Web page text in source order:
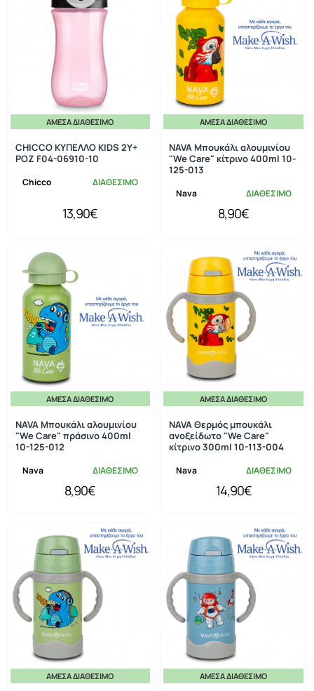
ΆΜΕΣΑ ΔΙΑΘΈΣΙΜΟ
Chicco ΔΙΑΘΕΣΙΜΟ
CHICCO ΚΥΠΕΛΛΟ KIDS 2Y+
ΡΟΖ F04-06910-10
13,90€
ΆΜΕΣΑ ΔΙΑΘΈΣΙΜΟ
Nava ΔΙΑΘΕΣΙΜΟ
NAVA Μπουκάλι αλουμινίου
"We Care" κίτρινο 400ml 10-
125-013
8,90€
ΆΜΕΣΑ ΔΙΑΘΈΣΙΜΟ
Nava ΔΙΑΘΕΣΙΜΟ
NAVA Μπουκάλι αλουμινίου
"We Care" πράσινο 400ml
10-125-012
8,90€
ΆΜΕΣΑ ΔΙΑΘΈΣΙΜΟ
Nava ΔΙΑΘΕΣΙΜΟ
NAVA Θερμός μπουκάλι
ανοξείδωτο "We Care"
κίτρινο 300ml 10-113-004
14,90€
ΆΜΕΣΑ ΔΙΑΘΈΣΙΜΟ ΆΜΕΣΑ ΔΙΑΘΈΣΙΜΟ